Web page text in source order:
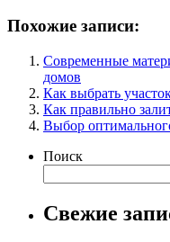
Похожие записи:
Современные
домов
Как выбрать
Как правильно
Выбор
Поиск
Свежие